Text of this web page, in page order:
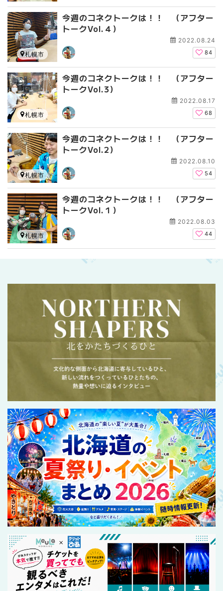
今週のコネクトークは！！ （アフター
トークVol.４）
2022.08.24
84
札幌市
今週のコネクトークは！！ （アフター
トークVol.3）
2022.08.17
68
札幌市
今週のコネクトークは！！ （アフター
トークVol.2）
2022.08.10
54
札幌市
今週のコネクトークは！！ （アフター
トークVol.１）
2022.08.03
44
札幌市